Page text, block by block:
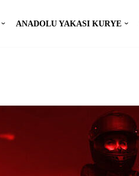
ANADOLU YAKASI KURYE